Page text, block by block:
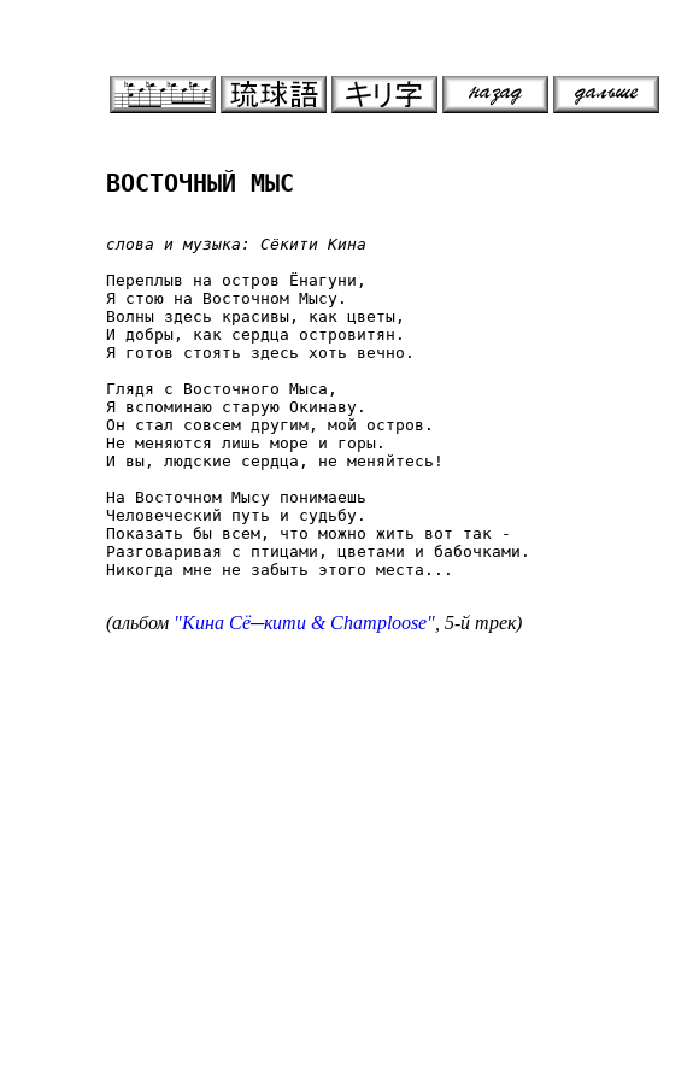
ВОСТОЧНЫЙ МЫС
слова и музыка: Сёкити Кина
Переплыв на остров Ёнагуни,
Я стою на Восточном Мысу.
Волны здесь красивы, как цветы,
И добры, как сердца островитян.
Я готов стоять здесь хоть вечно.
Глядя с Восточного Мыса,
Я вспоминаю старую Окинаву.
Он стал совсем другим, мой остров.
Не меняются лишь море и горы.
И вы, людские сердца, не меняйтесь!
На Восточном Мысу понимаешь
Человеческий путь и судьбу.
Показать бы всем, что можно жить вот так -
Разговаривая с птицами, цветами и бабочками.
Никогда мне не забыть этого места...
(альбом "Кина Сё─кити & Champloose" , 5-й трек)